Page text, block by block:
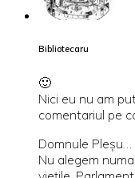
Bibliotecaru
🙂
Nici eu nu am
comentariul pe
Domnule Pleşu…
Nu alegem